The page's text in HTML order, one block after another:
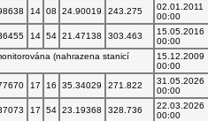
14 08 24.90019 243.275
02.01.2011
00:00
14 54 21.47138 303.463
15.05.2016
00:00
(nahrazena stanicí
15.12.2009
00:00
17 16 35.34029 271.822
31.05.2026
00:00
17 54 23.19368 328.736
22.03.2026
00:00